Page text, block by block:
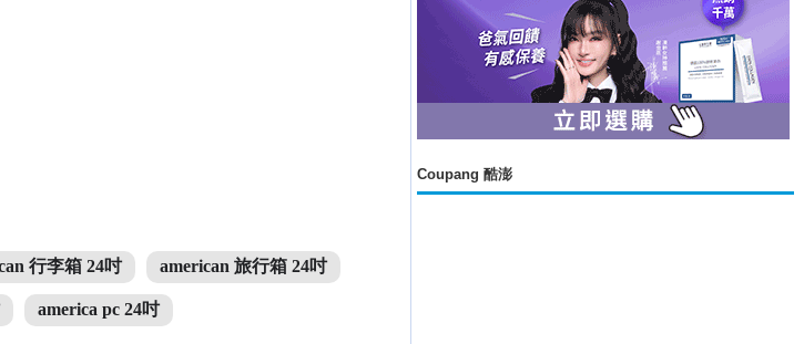
行李箱 24吋 american 旅行箱 24吋
america pc 24吋
Coupang 酷澎